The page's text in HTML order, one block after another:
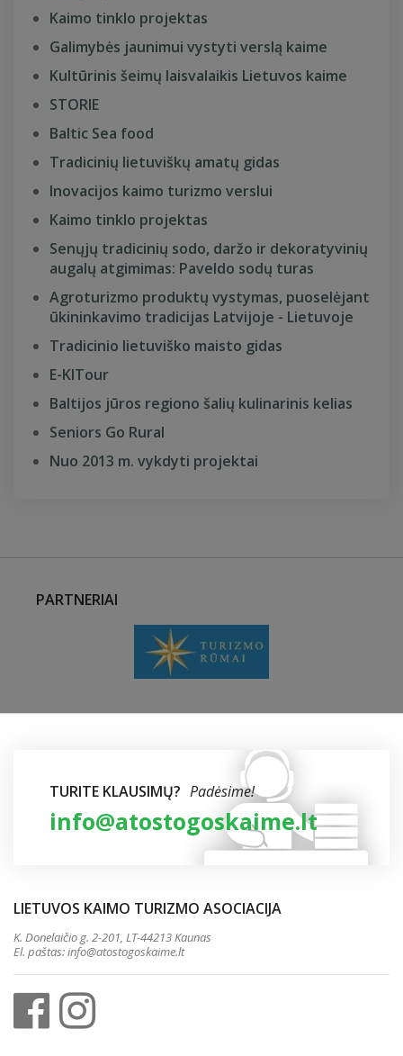
Kaimo tinklo projektas
Galimybės jaunimui vystyti verslą kaime
Kultūrinis šeimų laisvalaikis Lietuvos kaime
STORIE
Baltic Sea food
Tradicinių lietuviškų amatų gidas
Inovacijos kaimo turizmo verslui
Kaimo tinklo projektas
Senųjų tradicinių sodo, daržo ir dekoratyvinių
augalų atgimimas: Paveldo sodų turas
Agroturizmo produktų vystymas, puoselėjant
ūkininkavimo tradicijas Latvijoje - Lietuvoje
Tradicinio lietuviško maisto gidas
E-KITour
Baltijos jūros regiono šalių kulinarinis kelias
Seniors Go Rural
Nuo 2013 m. vykdyti projektai
PARTNERIAI
TURITE KLAUSIMŲ? Padėsime!
info@atostogoskaime.lt
LIETUVOS KAIMO TURIZMO ASOCIACIJA
K. Donelaičio g. 2-201, LT-44213 Kaunas
El. paštas:info@atostogoskaime.lt